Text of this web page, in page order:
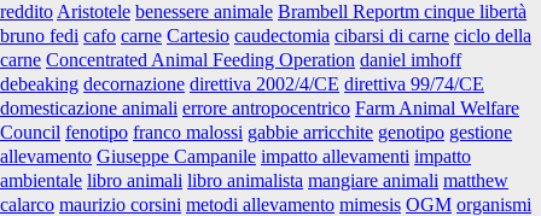
reddito Aristotele benessere animale Brambell Reportm cinque libertà
bruno fedi cafo carne Cartesio caudectomia cibarsi di carne ciclo della
carne Concentrated Animal Feeding Operation daniel imhoff
debeaking decornazione direttiva 2002/4/CE direttiva 99/74/CE
domesticazione animali errore antropocentrico Farm Animal Welfare
Council fenotipo franco malossi gabbie arricchite genotipo gestione
allevamento Giuseppe Campanile impatto allevamenti impatto
ambientale libro animali libro animalista mangiare animali matthew
calarco maurizio corsini metodi allevamento mimesis OGM organismi